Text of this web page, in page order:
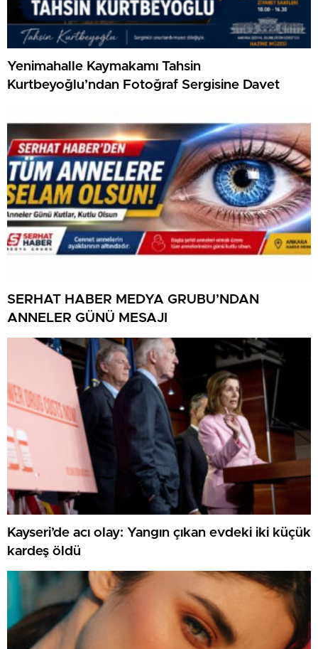
Yenimahalle Kaymakamı Tahsin
Kurtbeyoğlu’ndan Fotoğraf Sergisine Davet
SERHAT HABER MEDYA GRUBU’NDAN
ANNELER GÜNÜ MESAJI
Kayseri’de acı olay: Yangın çıkan evdeki iki küçük
kardeş öldü